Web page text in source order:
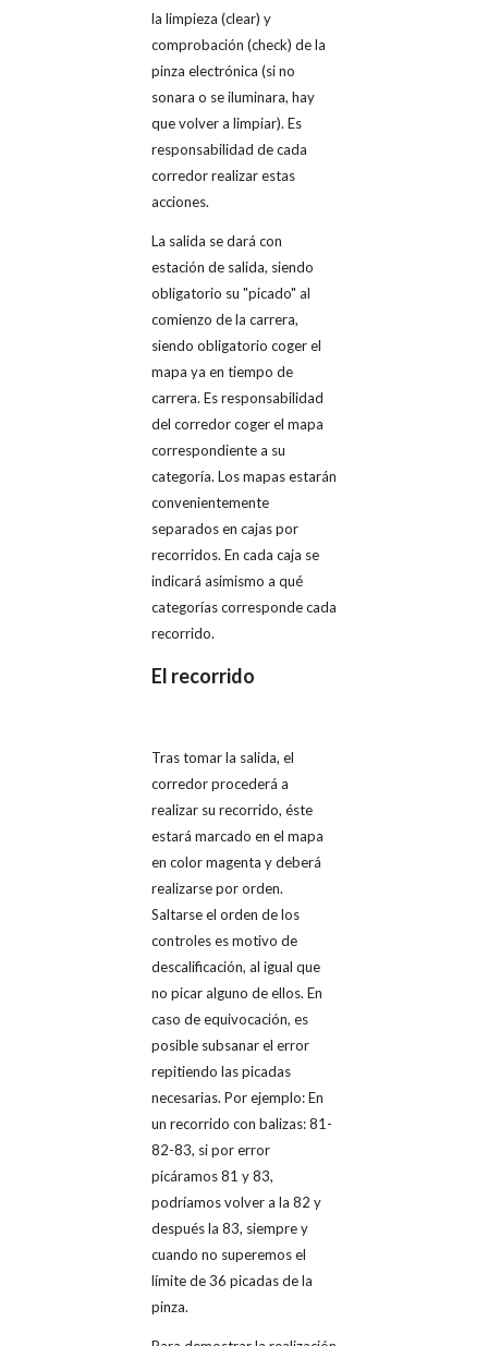
la limpieza (clear) y
comprobación (check) de la
pinza electrónica (si no
sonara o se iluminara, hay
que volver a limpiar). Es
responsabilidad de cada
corredor realizar estas
acciones.
La salida se dará con
estación de salida, siendo
obligatorio su "picado" al
comienzo de la carrera,
siendo obligatorio coger el
mapa ya en tiempo de
carrera. Es responsabilidad
del corredor coger el mapa
correspondiente a su
categoría. Los mapas estarán
convenientemente
separados en cajas por
recorridos. En cada caja se
indicará asimismo a qué
categorías corresponde cada
recorrido.
El recorrido
Tras tomar la salida, el
corredor procederá a
realizar su recorrido, éste
estará marcado en el mapa
en color magenta y deberá
realizarse por orden.
Saltarse el orden de los
controles es motivo de
descalificación, al igual que
no picar alguno de ellos. En
caso de equivocación, es
posible subsanar el error
repitiendo las picadas
necesarias. Por ejemplo: En
un recorrido con balizas: 81-
82-83, si por error
picáramos 81 y 83,
podríamos volver a la 82 y
después la 83, siempre y
cuando no superemos el
límite de 36 picadas de la
pinza.